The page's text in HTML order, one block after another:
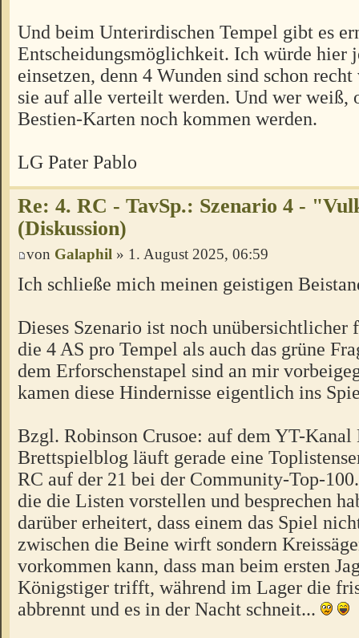
Und beim Unterirdischen Tempel gibt es
Entscheidungsmöglichkeit. Ich würde hier
einsetzen, denn 4 Wunden sind schon
sie auf alle verteilt werden. Und wer weiß,
Bestien-Karten noch kommen werden.
LG Pater Pablo
Re: 4. RC - TavSp.: Szenario 4 -
(Diskussion)
von Galaphil » 1. August 2025, 06:59
Ich schließe mich meinen geistigen
Dieses Szenario ist noch unübersichtlicher
die 4 AS pro Tempel als auch das grüne
dem Erforschenstapel sind an mir
kamen diese Hindernisse eigentlich ins
Bzgl. Robinson Crusoe: auf dem YT-Kanal
Brettspielblog läuft gerade eine
RC auf der 21 bei der Community-Top-
die die Listen vorstellen und besprechen
darüber erheitert, dass einem das Spiel
zwischen die Beine wirft sondern
vorkommen kann, dass man beim ersten
Königstiger trifft, während im Lager die
abbrennt und es in der Nacht schneit...